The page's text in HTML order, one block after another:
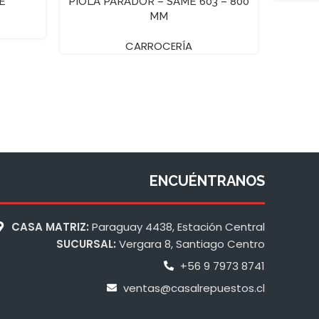
MM
CARROCERÍA
ENCUÉNTRANOS
CASA MATRIZ: Paraguay 4438, Estación Central
SUCURSAL: Vergara 8, Santiago Centro
+56 9 7973 8741
ventas@casalrepuestos.cl